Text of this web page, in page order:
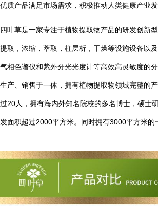
优质产品满足市场需求，积极推动人类健康产业发
四叶草是一家专注于植物提取物产品的研发创新
提取，浓缩，萃取，柱层析，干燥等设施设备以
气相色谱仪和紫外分光光度计等高效高灵敏度的
生产、销售于一体，拥有植物提取物领域完整的
过20人，拥有海内外知名院校的多名博士，硕士
发面积超过2000平方米。同时拥有3000平方米的